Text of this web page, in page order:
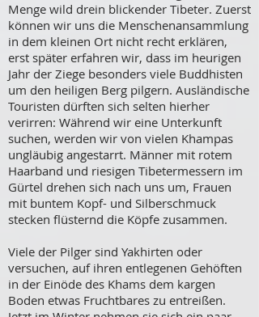
Menge wild drein blickender Tibeter. Zuerst
können wir uns die Menschenansammlung
in dem kleinen Ort nicht recht erklären,
erst später erfahren wir, dass im heurigen
Jahr der Ziege besonders viele Buddhisten
um den heiligen Berg pilgern. Ausländische
Touristen dürften sich selten hierher
verirren: Während wir eine Unterkunft
suchen, werden wir von vielen Khampas
ungläubig angestarrt. Männer mit rotem
Haarband und riesigen Tibetermessern im
Gürtel drehen sich nach uns um, Frauen
mit buntem Kopf- und Silberschmuck
stecken flüsternd die Köpfe zusammen.
Viele der Pilger sind Yakhirten oder
versuchen, auf ihren entlegenen Gehöften
in der Einöde des Khams dem kargen
Boden etwas Fruchtbares zu entreißen.